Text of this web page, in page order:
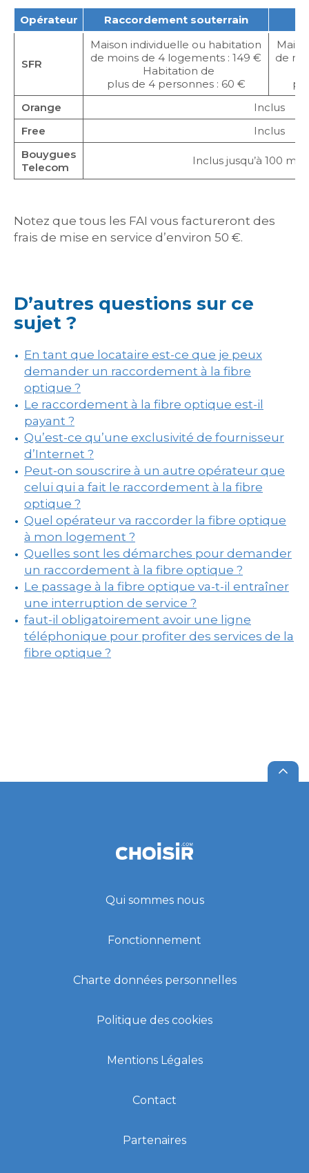
Opérateur Raccordement souterrain
SFR
Maison individuelle ou habitation
de moins de 4 logements : 149 €
Habitation de
plus de 4 personnes : 60 €
de
Orange
Inclus
Free
Inclus
Bouygues
Telecom
Inclus jusqu’à 100 m
Notez que tous les FAI vous factureront des
frais de mise en service d’environ 50 €.
D’autres questions sur ce
sujet ?
En tant que locataire est-ce que je peux
demander un raccordement à la fibre
optique ?
Le raccordement à la fibre optique est-il
payant ?
Qu’est-ce qu’une exclusivité de fournisseur
d’Internet ?
Peut-on souscrire à un autre opérateur que
celui qui a fait le raccordement à la fibre
optique ?
Quel opérateur va raccorder la fibre optique
à mon logement ?
Quelles sont les démarches pour demander
un raccordement à la fibre optique ?
Le passage à la fibre optique va-t-il entraîner
une interruption de service ?
faut-il obligatoirement avoir une ligne
téléphonique pour profiter des services de la
fibre optique ?
Qui sommes nous
Fonctionnement
Charte données personnelles
Politique des cookies
Mentions Légales
Contact
Partenaires